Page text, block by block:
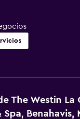
The Westin La
Spa, Benahavis,